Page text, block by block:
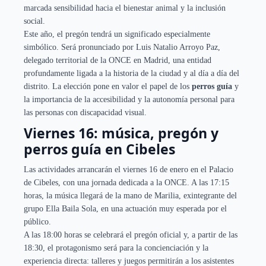
marcada sensibilidad hacia el bienestar animal y la inclusión
social.
Este año, el pregón tendrá un significado especialmente
simbólico. Será pronunciado por Luis Natalio Arroyo Paz,
delegado territorial de la ONCE en Madrid, una entidad
profundamente ligada a la historia de la ciudad y al día a día del
distrito. La elección pone en valor el papel de los perros guía y
la importancia de la accesibilidad y la autonomía personal para
las personas con discapacidad visual.
Viernes 16: música, pregón y
perros guía en Cibeles
Las actividades arrancarán el viernes 16 de enero en el Palacio
de Cibeles, con una jornada dedicada a la ONCE. A las 17:15
horas, la música llegará de la mano de Marilia, exintegrante del
grupo Ella Baila Sola, en una actuación muy esperada por el
público.
A las 18:00 horas se celebrará el pregón oficial y, a partir de las
18:30, el protagonismo será para la concienciación y la
experiencia directa: talleres y juegos permitirán a los asistentes